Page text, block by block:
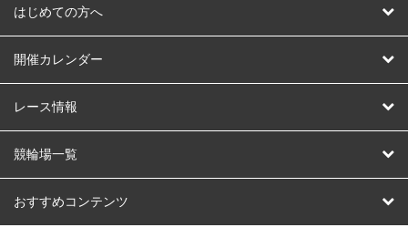
はじめての方へ
はじめての方へ
開催カレンダー
競輪
オートレース
競輪くじ
レース情報
レース予想
レース結果
競輪場一覧
北日本 函館競輪場
おすすめコンテンツ